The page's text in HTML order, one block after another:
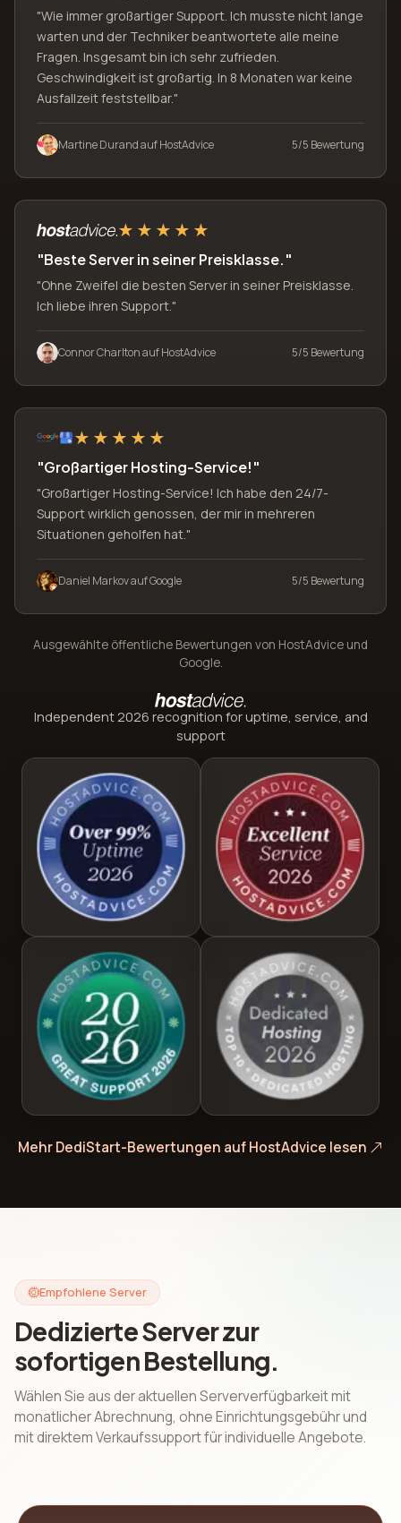
"Wie immer großartiger Support. Ich musste nicht lange
warten und der Techniker beantwortete alle meine
Fragen. Insgesamt bin ich sehr zufrieden.
Geschwindigkeit ist großartig. In 8 Monaten war keine
Ausfallzeit feststellbar."
Martine Durand auf HostAdvice 5/5 Bewertung
"Beste Server in seiner Preisklasse."
"Ohne Zweifel die besten Server in seiner Preisklasse.
Ich liebe ihren Support."
Connor Charlton auf HostAdvice 5/5 Bewertung
"Großartiger Hosting-Service!"
"Großartiger Hosting-Service! Ich habe den 24/7-
Support wirklich genossen, der mir in mehreren
Situationen geholfen hat."
Daniel Markov auf Google 5/5 Bewertung
Ausgewählte öffentliche Bewertungen von HostAdvice und
Google.
Independent 2026 recognition for uptime, service, and
support
Mehr DediStart-Bewertungen auf HostAdvice lesen
Empfohlene Server
Dedizierte Server zur
sofortigen Bestellung.
Wählen Sie aus der aktuellen Serververfügbarkeit mit
monatlicher Abrechnung, ohne Einrichtungsgebühr und
mit direktem Verkaufssupport für individuelle Angebote.